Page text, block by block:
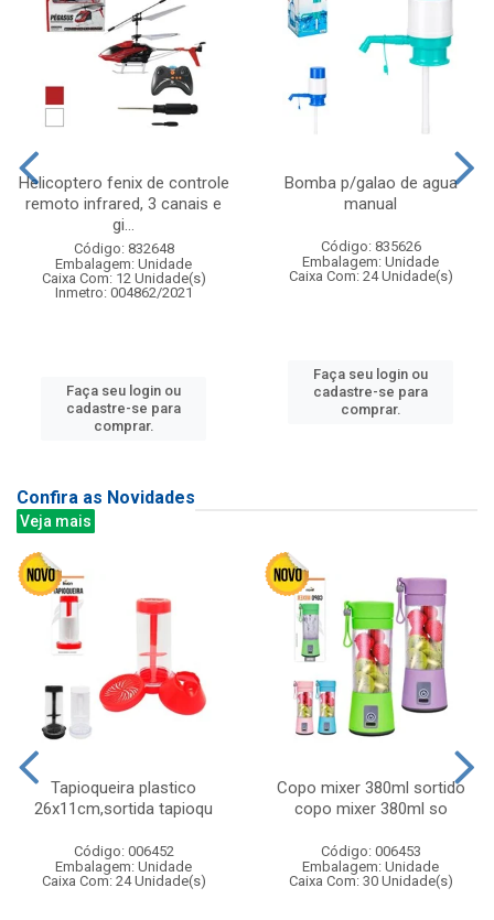
Helicoptero fenix de controle
remoto infrared, 3 canais e
gi...
Código: 832648
Embalagem: Unidade
Caixa Com: 12 Unidade(s)
Inmetro: 004862/2021
Faça seu login ou
cadastre-se para
comprar.
Bomba p/galao de agua
manual
Código: 835626
Embalagem: Unidade
Caixa Com: 24 Unidade(s)
Faça seu login ou
cadastre-se para
comprar.
Confira as Novidades
Veja mais
Tapioqueira plastico
26x11cm,sortida tapioqu
Código: 006452
Embalagem: Unidade
Caixa Com: 24 Unidade(s)
Copo mixer 380ml sortido
copo mixer 380ml so
Código: 006453
Embalagem: Unidade
Caixa Com: 30 Unidade(s)